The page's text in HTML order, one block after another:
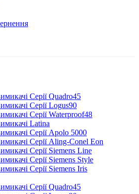
Серії Quadro45
Серії Logus90
Серії Waterproof48
Latina
Серії Apolo 5000
Серії Aling-Conel Eon
Серії Siemens Line
Серії Siemens Style
Серії Siemens Iris
Серії Quadro45